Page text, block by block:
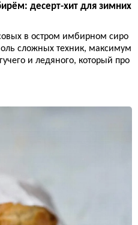
десерт-хит для зимних
в остром имбирном сиро
сложных техник, максимум
и ледяного, который про